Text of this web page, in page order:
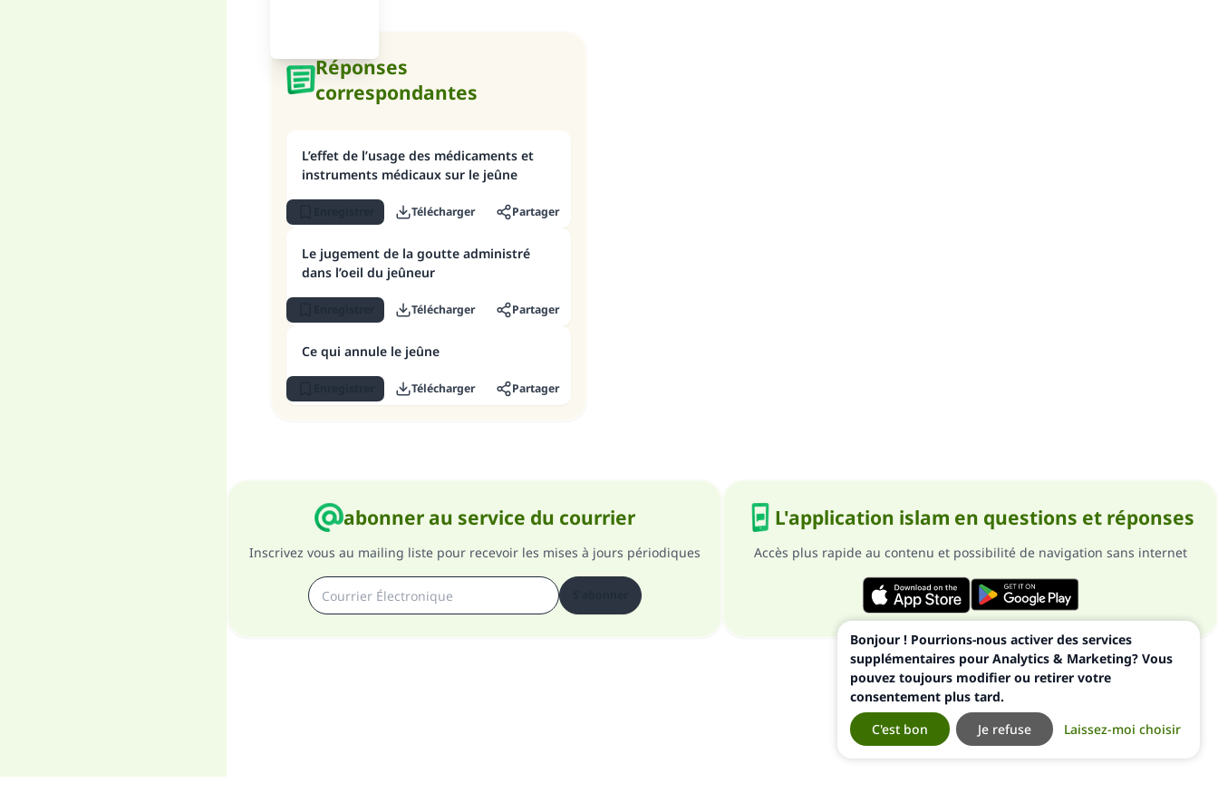
Réponses
correspondantes
L’effet de l’usage des médicaments et
instruments médicaux sur le jeûne
Télécharger Partager
Le jugement de la goutte administré
dans l’oeil du jeûneur
Télécharger Partager
Ce qui annule le jeûne
Télécharger Partager
abonner au service du courrier
Inscrivez vous au mailing liste pour recevoir les mises à jours périodiques
L'application islam en questions et réponses
Accès plus rapide au contenu et possibilité de navigation sans internet
Bonjour ! Pourrions-nous activer des services
supplémentaires pour Analytics & Marketing? Vous
pouvez toujours modifier ou retirer votre
consentement plus tard.
Laissez-moi choisir
Je refuse
C'est bon